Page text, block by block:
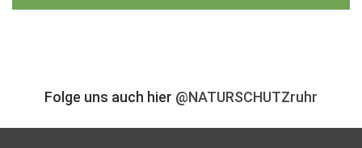
Folge uns auch hier @NATURSCHUTZruhr